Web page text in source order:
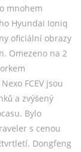
mnohem
Hyundai Ioniq
oficiální obrazy
Omezeno na 2
FCEV jsou
a zvýšený
Bylo
s cenou
Dongfeng